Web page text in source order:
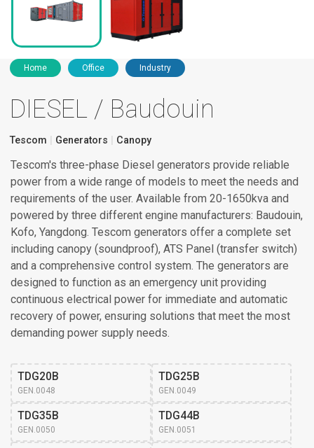
Home Office Industry
DIESEL / Baudouin
Tescom Generators Canopy
Tescom's three-phase Diesel generators provide reliable
power from a wide range of models to meet the needs and
requirements of the user. Available from 20-1650kva and
powered by three different engine manufacturers: Baudouin,
Kofo, Yangdong. Tescom generators offer a complete set
including canopy (soundproof), ATS Panel (transfer switch)
and a comprehensive control system. The generators are
designed to function as an emergency unit providing
continuous electrical power for immediate and automatic
recovery of power, ensuring solutions that meet the most
demanding power supply needs.
TDG20B
GEN.0048
TDG25B
GEN.0049
TDG35B
GEN.0050
TDG44B
GEN.0051